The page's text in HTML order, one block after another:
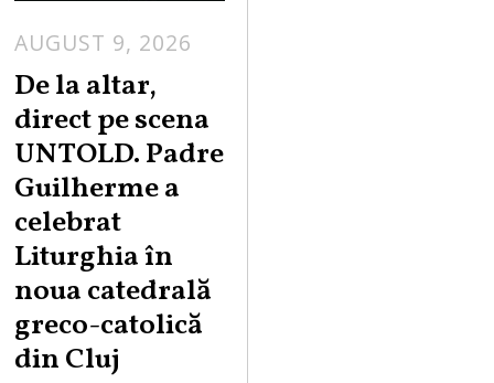
AUGUST 9, 2026
De la altar,
direct pe scena
UNTOLD. Padre
Guilherme a
celebrat
Liturghia în
noua catedrală
greco-catolică
din Cluj